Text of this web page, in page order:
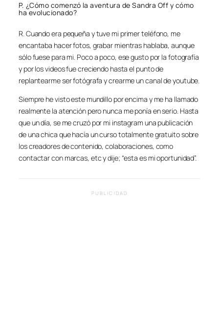
P. ¿Cómo comenzó la aventura de Sandra Off y cómo
ha evolucionado?
R. Cuando era pequeña y tuve mi primer teléfono, me
encantaba hacer fotos, grabar mientras hablaba, aunque
sólo fuese para mi. Poco a poco, ese gusto por la fotografía
y por los videos fue creciendo hasta el punto de
replantearme ser fotógrafa y crearme un canal de youtube.
Siempre he visto este mundillo por encima y me ha llamado
realmente la atención pero nunca me ponía en serio. Hasta
que un día, se me cruzó por mi instagram una publicación
de una chica que hacía un curso totalmente gratuito sobre
los creadores de contenido, colaboraciones, como
contactar con marcas, etc y dije; “esta es mi oportunidad”.
PUBLICIDAD